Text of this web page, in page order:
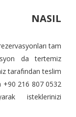
NASIL
tam
da tertemiz
tarafından teslim
+90 216 807 0532
isteklerinizi